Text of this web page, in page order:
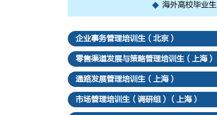
海外高校毕业
企业事务管理培训生（北京）
零售渠道发展与策略管理培训生（上海）
通路发展管理培训生（上海）
市场管理培训生（调研组）（上海）